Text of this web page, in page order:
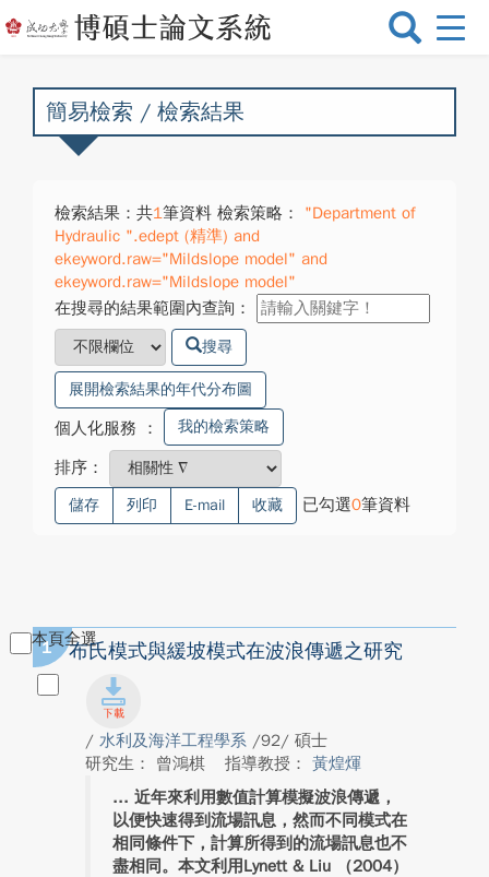
選
換
簡易檢索 / 檢索結果
檢索結果：共1筆資料 檢索策略：
"Department of
Hydraulic ".edept (精準) and
ekeyword.raw="Mildslope model" and
ekeyword.raw="Mildslope model"
在搜尋的結果範圍內查詢：
搜尋
展開檢索結果的年代分布圖
個人化服務 ： 我的檢索策略
排序：
儲存 列印 E-mail 收藏 已勾選0筆資料
本頁全選
1 布氏模式與緩坡模式在波浪傳遞之研究
/ 水利及海洋工程學系 /92/ 碩士
研究生： 曾鴻棋
指導教授： 黃煌煇
近年來利用數值計算模擬波浪傳遞，
以便快速得到流場訊息，然而不同模式在
相同條件下，計算所得到的流場訊息也不
盡相同。本文利用Lynett & Liu （2004）